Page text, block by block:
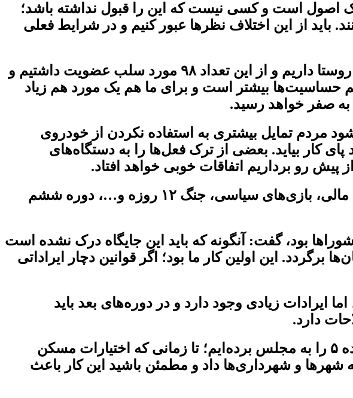
اصول است و کسی نیست که این را قبول نداشته باشد؛
باید از این اختلاف نظرها عبور کنیم و در شرایط فعلی
وی در خصوص تخلفات اعضای شوراها در کشور گفت: ۱۲۶ هزار عضو شهر و روستا داریم و از این تعداد ۹۸ مورد سلب عضویت داشتیم و
حساسیت‌ها بیشتر است و برای ما هم یک مورد هم زیاد
به صفر خواهد رسید.
تمایل بیشتری به استفاده نکردن از خودروی
کار بیاید. بعضی از ترک فعل‌ها را به دستگاه‌های
رو برداریم اتفاقات خوبی خواهد افتاد.
رئیس شورای عالی استان‌ها اضافه کرد: با توجه به کمبود منابع، محدودیت‌های مالی، بازی‌های سیاسی، جنگ ۱۲ روزه و…، دوره ششم
بود، گفت: آنگونه که باید این جایگاه درک نشده است
برگردد. این اولین کار ما بود؛ اگر قوانین دچار ایراداتی
ایرادات زیادی وجود دارد و در دوره‌های بعد باید
دارد.
وی درباره وضعیت مسکن تصریح کرد: در این حوزه اصلاح قانون کمیسیون ماده ۵ را به مجلس برده‌ایم؛ تا زمانی که اختیارات مسکن
و شهرداری‌ها داد و مطمئن باشید این کار باعث